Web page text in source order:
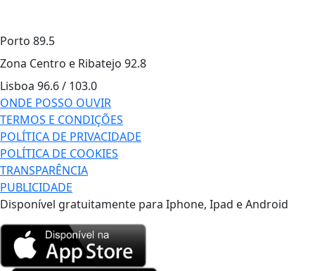
Porto 89.5
Zona Centro e Ribatejo 92.8
Lisboa 96.6 / 103.0
ONDE POSSO OUVIR
TERMOS E CONDIÇÕES
POLÍTICA DE PRIVACIDADE
POLÍTICA DE COOKIES
TRANSPARÊNCIA
PUBLICIDADE
Disponível gratuitamente para Iphone, Ipad e Android